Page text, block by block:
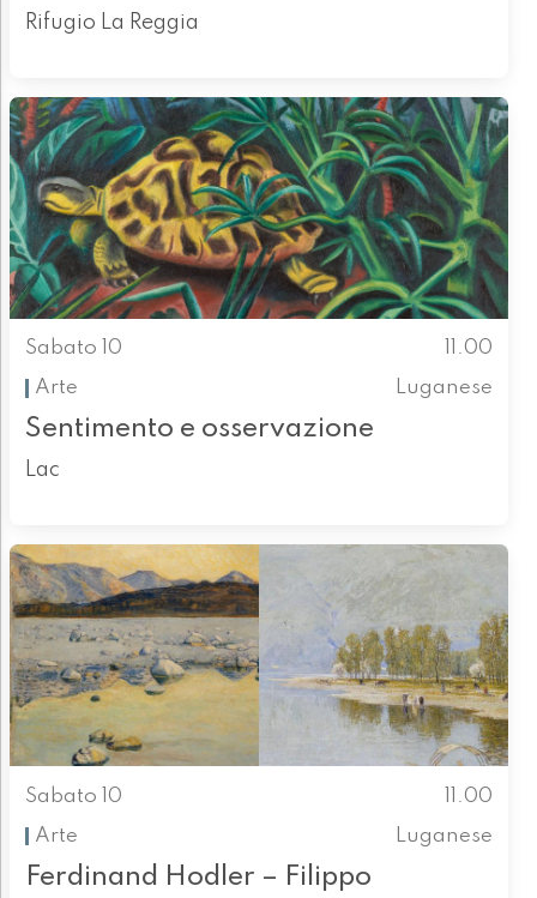
Rifugio La Reggia
Sabato 10
11.00
Arte
Luganese
Sentimento e osservazione
Lac
Sabato 10
11.00
Arte
Luganese
Ferdinand Hodler – Filippo